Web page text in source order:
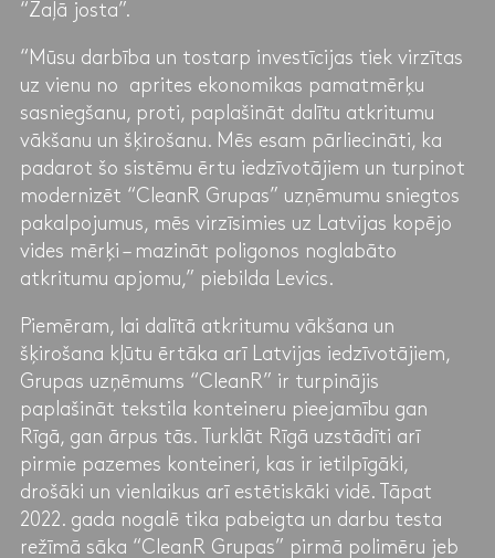
“Zaļā josta”.
“Mūsu darbība un tostarp investīcijas tiek virzītas
uz vienu no aprites ekonomikas pamatmērķu
sasniegšanu, proti, paplašināt dalītu atkritumu
vākšanu un šķirošanu. Mēs esam pārliecināti, ka
padarot šo sistēmu ērtu iedzīvotājiem un turpinot
modernizēt “CleanR Grupas” uzņēmumu sniegtos
pakalpojumus, mēs virzīsimies uz Latvijas kopējo
vides mērķi – mazināt poligonos noglabāto
atkritumu apjomu,” piebilda Levics.
Piemēram, lai dalītā atkritumu vākšana un
šķirošana kļūtu ērtāka arī Latvijas iedzīvotājiem,
Grupas uzņēmums “CleanR” ir turpinājis
paplašināt tekstila konteineru pieejamību gan
Rīgā, gan ārpus tās. Turklāt Rīgā uzstādīti arī
pirmie pazemes konteineri, kas ir ietilpīgāki,
drošāki un vienlaikus arī estētiskāki vidē. Tāpat
2022. gada nogalē tika pabeigta un darbu testa
režīmā sāka “CleanR Grupas” pirmā polimēru jeb